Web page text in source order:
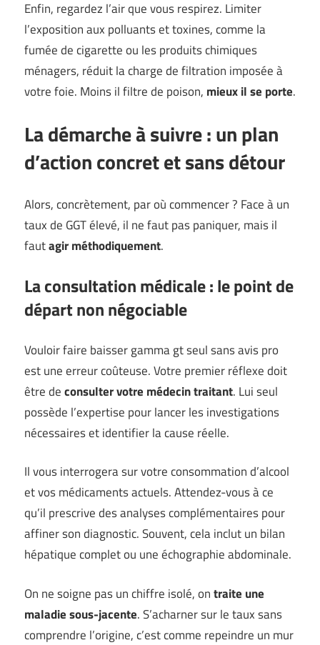
Enfin, regardez l’air que vous respirez. Limiter
l’exposition aux polluants et toxines, comme la
fumée de cigarette ou les produits chimiques
ménagers, réduit la charge de filtration imposée à
votre foie. Moins il filtre de poison, mieux il se porte.
La démarche à suivre : un plan
d’action concret et sans détour
Alors, concrètement, par où commencer ? Face à un
taux de GGT élevé, il ne faut pas paniquer, mais il
fautagir méthodiquement.
La consultation médicale : le point de
départ non négociable
Vouloir faire baisser gamma gt seul sans avis pro
est une erreur coûteuse. Votre premier réflexe doit
être deconsulter votre médecin traitant. Lui seul
possède l’expertise pour lancer les investigations
nécessaires et identifier la cause réelle.
Il vous interrogera sur votre consommation d’alcool
et vos médicaments actuels. Attendez-vous à ce
qu’il prescrive des analyses complémentaires pour
affiner son diagnostic. Souvent, cela inclut un bilan
hépatique complet ou une échographie abdominale.
On ne soigne pas un chiffre isolé, ontraite une
maladie sous-jacente. S’acharner sur le taux sans
comprendre l’origine, c’est comme repeindre un mur